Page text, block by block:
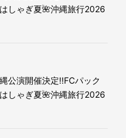
しゃぎ夏🌺沖縄旅行2026
公演開催決定!!FCパック
しゃぎ夏🌺沖縄旅行2026